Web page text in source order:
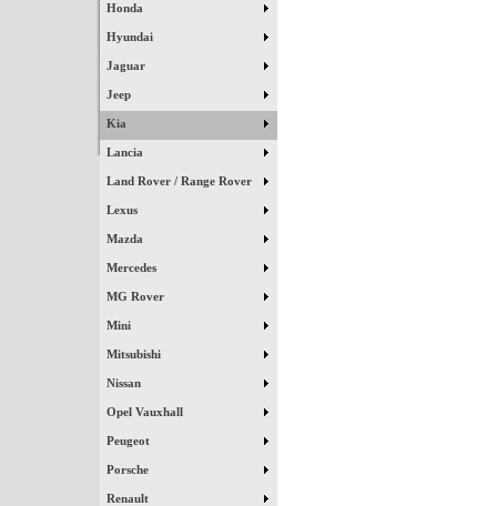
Honda
Hyundai
Jaguar
Jeep
Kia
Lancia
Land Rover / Range Rover
Lexus
Mazda
Mercedes
MG Rover
Mini
Mitsubishi
Nissan
Opel Vauxhall
Peugeot
Porsche
Renault